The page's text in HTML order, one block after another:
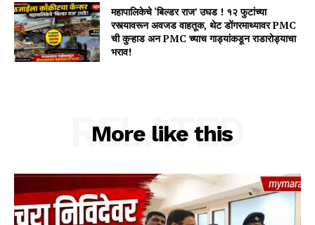
महापालिकेचे ‘बिल्डर राज’ उघड ! १२ फुटांच्या
रस्त्यावरून अवजड वाहतूक, थेट डोंगरमाथ्यावर PMC
ची कुऱ्हाड अन PMC च्याच गाड्यांकडून राडारोड्याचा
भराव!
More like this
RELATED